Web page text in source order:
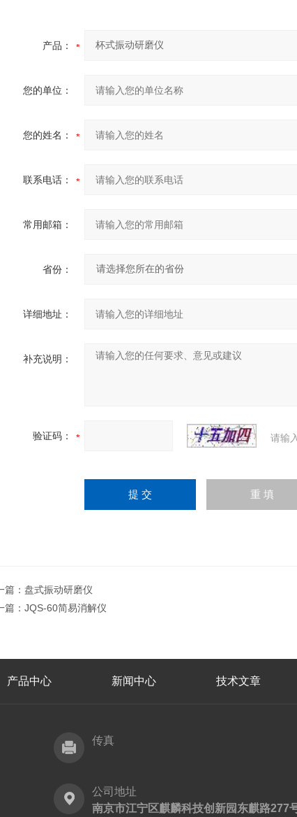
产品：
您的单位：
您的姓名：
联系电话：
常用邮箱：
省份：
详细地址：
补充说明：
验证码： 请输
篇： 盘式振动研磨仪
篇： JQS-60简易消解仪
产品中心 新闻中心 技术文章
传真
公司地址
南京市江宁区麒麟科技创新园东麒路277